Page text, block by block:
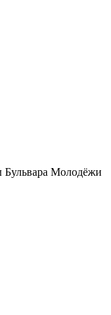
Бульвара Молодёжи